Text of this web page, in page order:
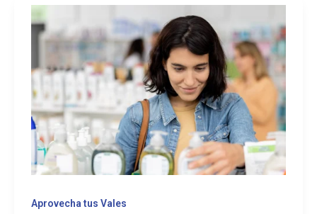
Aprovecha tus Vales